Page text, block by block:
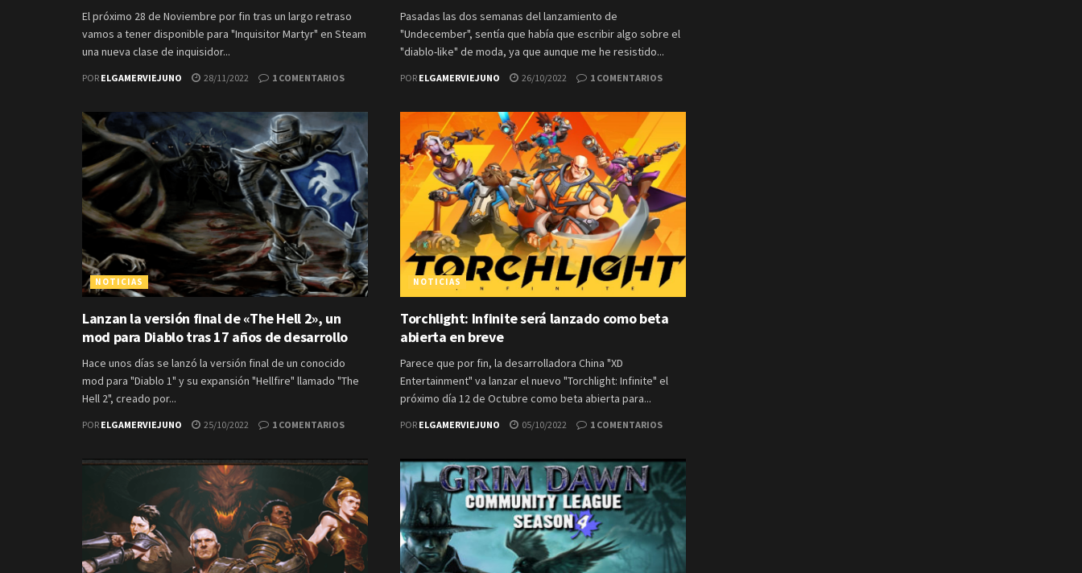
El próximo 28 de Noviembre por fin tras un largo retraso
vamos a tener disponible para "Inquisitor Martyr" en Steam
una nueva clase de inquisidor...
POR ELGAMERVIEJUNO 28/11/2022 1 COMENTARIOS
Pasadas las dos semanas del lanzamiento de
"Undecember", sentía que había que escribir algo sobre el
"diablo-like" de moda, ya que aunque me he resistido...
POR ELGAMERVIEJUNO 26/10/2022 1 COMENTARIOS
NOTICIAS
Lanzan la versión final de «The Hell 2», un
mod para Diablo tras 17 años de desarrollo
Hace unos días se lanzó la versión final de un conocido
mod para "Diablo 1" y su expansión "Hellfire" llamado "The
Hell 2", creado por...
POR ELGAMERVIEJUNO 25/10/2022 1 COMENTARIOS
NOTICIAS
Torchlight: Infinite será lanzado como beta
abierta en breve
Parece que por fin, la desarrolladora China "XD
Entertainment" va lanzar el nuevo "Torchlight: Infinite" el
próximo día 12 de Octubre como beta abierta para...
POR ELGAMERVIEJUNO 05/10/2022 1 COMENTARIOS